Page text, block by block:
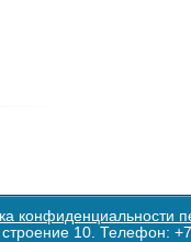
конфиденциальности
строение 10. Телефон: